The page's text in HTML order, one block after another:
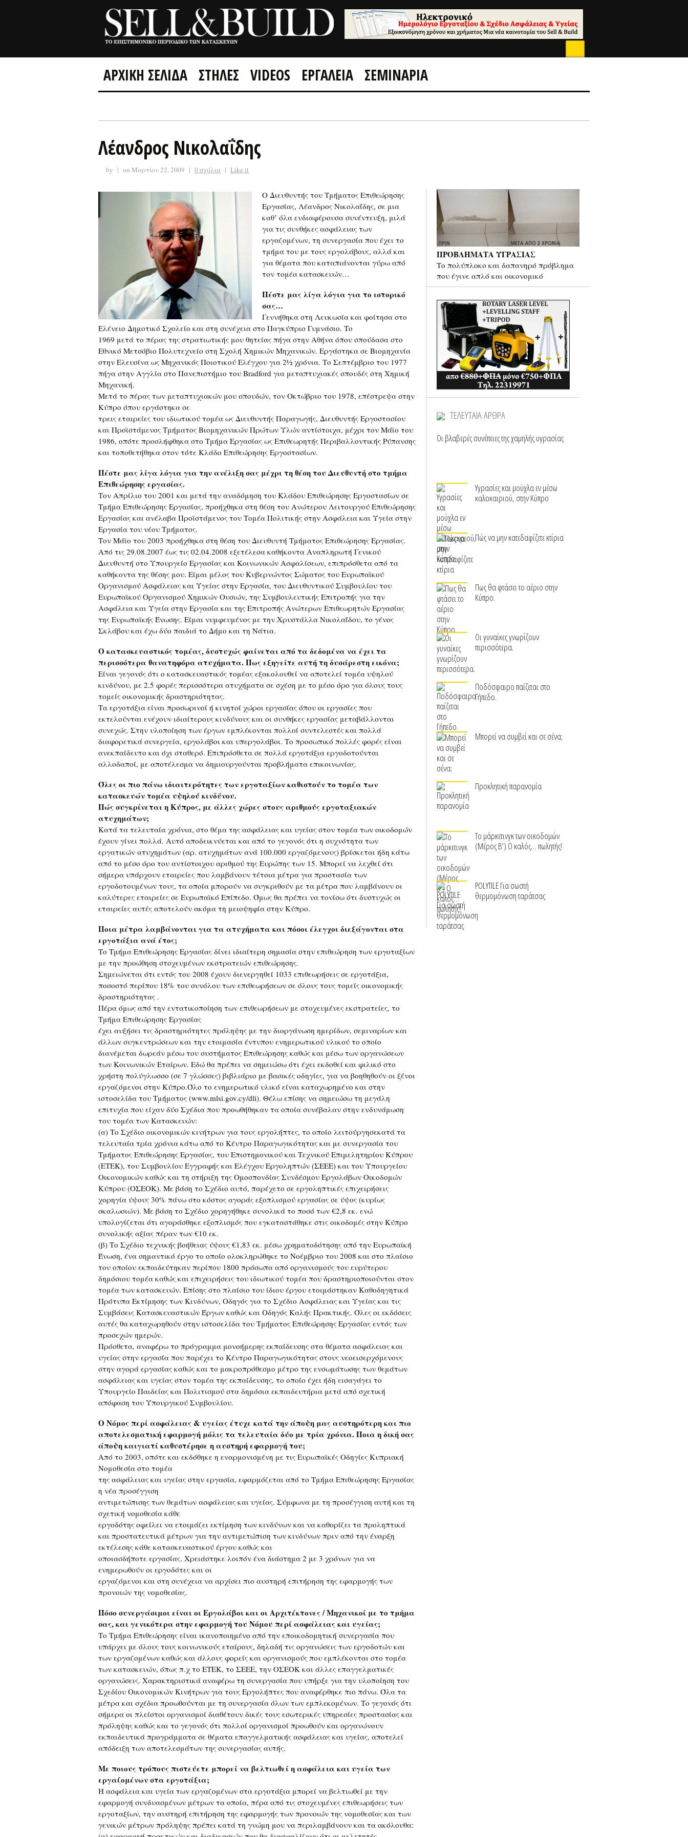
ΑΡΧΙΚΗ ΣΕΛΙΔΑ ΣΤΗΛΕΣ VIDEOS ΕΡΓΑΛΕΙΑ ΣΕΜΙΝΑΡΙΑ
Λέανδρος Νικολαΐδης
by | on Μαρτίου 22, 2009 | 0 σχόλια | Like it
Ο Διευθυντής του Τμήματος Επιθεώρησης
Εργασίας, Λέανδρος Νικολαΐδης, σε μια
καθ’ όλα ενδιαφέρουσα συνέντευξη, μιλά
για τις συνθήκες ασφάλειας των
εργαζομένων, τη συνεργασία που έχει το
τμήμα του με τους εργολάβους, αλλά και
για θέματα που καταπιάνονται γύρω από
τον τομέα κατασκευών…
Πέστε μας λίγα λόγια για το ιστορικό
σας…
Γεννήθηκα στη Λευκωσία και φοίτησα στο
Ελένειο Δημοτικό Σχολείο και στη συνέχεια στο Παγκύπριο Γυμνάσιο. Το
1969 μετά το πέρας της στρατιωτικής μου θητείας πήγα στην Αθήνα όπου σπούδασα στο
Εθνικό Μετσόβιο Πολυτεχνείο στη Σχολή Χημικών Μηχανικών. Εργάστηκα σε Βιομηχανία
στην Ελευσίνα ως Μηχανικός Ποιοτικού Ελέγχου για 2½ χρόνια. Το Σεπτέμβριο του 1977
πήγα στην Αγγλία στο Πανεπιστήμιο του Bradford για μεταπτυχιακές σπουδές στη Χημική
Μηχανική.
Μετά το πέρας των μεταπτυχιακών μου σπουδών, τον Οκτώβριο του 1978, επέστρεψα στην
Κύπρο όπου εργάστηκα σε
τρεις εταιρείες του ιδιωτικού τομέα ως Διευθυντής Παραγωγής, Διευθυντής Εργοστασίου
και Προϊστάμενος Τμήματος Βιομηχανικών Πρώτων Υλών αντίστοιχα, μέχρι τον Μάϊο του
1986, οπότε προσλήφθηκα στο Τμήμα Εργασίας ως Επιθεωρητής Περιβαλλοντικής Ρύπανσης
και τοποθετήθηκα στον τότε Κλάδο Επιθεώρησης Εργοστασίων.
Πέστε μας λίγα λόγια για την ανέλιξη σας μέχρι τη θέση του Διευθυντή στο τμήμα
Επιθεώρησης εργασίας.
Τον Απρίλιο του 2001 και μετά την αναδόμηση του Κλάδου Επιθεώρησης Εργοστασίων σε
Τμήμα Επιθεώρησης Εργασίας, προήχθηκα στη θέση του Ανώτερου Λειτουργού Επιθεώρησης
Εργασίας και ανέλαβα Προϊστάμενος του Τομέα Πολιτικής στην Ασφάλεια και Υγεία στην
Εργασία του νέου Τμήματος.
Τον Μάϊο του 2003 προήχθηκα στη θέση του Διευθυντή Τμήματος Επιθεώρησης Εργασίας.
Από τις 29.08.2007 έως τις 02.04.2008 εξετέλεσα καθήκοντα Αναπληρωτή Γενικού
Διευθυντή στο Υπουργείο Εργασίας και Κοινωνικών Ασφαλίσεων, επιπρόσθετα από τα
καθήκοντα της θέσης μου. Είμαι μέλος του Κυβερνώντος Σώματος του Ευρωπαϊκού
Οργανισμού Ασφάλειας και Υγείας στην Εργασία, του Διευθυντικού Συμβουλίου του
Ευρωπαϊκού Οργανισμού Χημικών Ουσιών, της Συμβουλευτικής Επιτροπής για την
Ασφάλεια και Υγεία στην Εργασία και της Επιτροπής Ανώτερων Επιθεωρητών Εργασίας
της Ευρωπαϊκής Ένωσης. Είμαι νυμφευμένος με την Χρυστάλλα Νικολαΐδου, το γένος
Σκλάβου και έχω δύο παιδιά το Δήμο και τη Νάτια.
Ο κατασκευαστικός τομέας, δυστυχώς φαίνεται από τα δεδομένα να έχει τα
περισσότερα θανατηφόρα ατυχήματα. Πως εξηγείτε αυτή τη δυσάρεστη εικόνα;
Είναι γεγονός ότι ο κατασκευαστικός τομέας εξακολουθεί να αποτελεί τομέα υψηλού
κινδύνου, με 2.5 φορές περισσότερα ατυχήματα σε σχέση με το μέσο όρο για όλους τους
τομείς οικονομικής δραστηριότητας.
Τα εργοτάξια είναι προσωρινοί ή κινητοί χώροι εργασίας όπου οι εργασίες που
εκτελούνται ενέχουν ιδιαίτερους κινδύνους και οι συνθήκες εργασίας μεταβάλλονται
συνεχώς. Στην υλοποίηση των έργων εμπλέκονται πολλοί συντελεστές και πολλά
διαφορετικά συνεργεία, εργολάβοι και υπεργολάβοι. Το προσωπικό πολλές φορές είναι
ανεκπαίδευτο και όχι σταθερό. Επιπρόσθετα σε πολλά εργοτάξια εργοδοτούνται
αλλοδαποί, με αποτέλεσμα να δημιουργούνται προβλήματα επικοινωνίας.
Όλες οι πιο πάνω ιδιαιτερότητες των εργοταξίων καθιστούν το τομέα των
κατασκευών τομέα υψηλού κινδύνου.
Πώς συγκρίνεται η Κύπρος, με άλλες χώρες στους αριθμούς εργοταξιακών
ατυχημάτων;
Κατά τα τελευταία χρόνια, στο θέμα της ασφάλειας και υγείας στον τομέα των οικοδομών
έχουν γίνει πολλά. Αυτό αποδεικνύεται και από το γεγονός ότι η συχνότητα των
εργατικών ατυχημάτων (αρ. ατυχημάτων ανά 100.000 εργαζόμενους) βρίσκεται ήδη κάτω
από το μέσο όρο του αντίστοιχου αριθμού της Ευρώπης των 15. Μπορεί να λεχθεί ότι
σήμερα υπάρχουν εταιρείες που λαμβάνουν τέτοια μέτρα για προστασία των
εργοδοτουμένων τους, τα οποία μπορούν να συγκριθούν με τα μέτρα που λαμβάνουν οι
καλύτερες εταιρείες σε Ευρωπαϊκό Επίπεδο. Όμως θα πρέπει να τονίσω ότι δυστυχώς οι
εταιρείες αυτές αποτελούν ακόμα τη μειοψηφία στην Κύπρο.
Ποια μέτρα λαμβάνονται για τα ατυχήματα και πόσοι έλεγχοι διεξάγονται στα
εργοτάξια ανά έτος;
Το Τμήμα Επιθεώρησης Εργασίας δίνει ιδιαίτερη σημασία στην επιθεώρηση των εργοταξίων
με την προώθηση στοχευμένων εκστρατειών επιθεώρησης.
Σημειώνεται ότι εντός του 2008 έχουν διενεργηθεί 1033 επιθεωρήσεις σε εργοτάξια,
ποσοστό περίπου 18% του συνόλου των επιθεωρήσεων σε όλους τους τομείς οικονομικής
δραστηριότητας .
Πέρα όμως από την εντατικοποίηση των επιθεωρήσεων με στοχευμένες εκστρατείες, το
Τμήμα Επιθεώρησης Εργασίας
έχει αυξήσει τις δραστηριότητες πρόληψης με την διοργάνωση ημερίδων, σεμιναρίων και
άλλων συγκεντρώσεων και την ετοιμασία έντυπου ενημερωτικού υλικού το οποίο
διανέμεται δωρεάν μέσω του συστήματος Επιθεώρησης καθώς και μέσω των οργανώσεων
των Κοινωνικών Εταίρων. Εδώ θα πρέπει να σημειώσω ότι έχει εκδοθεί και φιλικό στο
χρήστη πολύγλωσσο (σε 7 γλώσσες) βιβλιάριο με βασικές οδηγίες, για να βοηθηθούν οι ξένοι
εργαζόμενοι στην Κύπρο.Όλο το ενημερωτικό υλικό είναι καταχωρημένο και στην
ιστοσελίδα του Τμήματος (www.mlsi.gov.cy/dli). Θέλω επίσης να σημειώσω τη μεγάλη
επιτυχία που είχαν δύο Σχέδια που προωθήθηκαν τα οποία συνέβαλαν στην ενδυνάμωση
του τομέα των Κατασκευών:
(α) Το Σχέδιο οικονομικών κινήτρων για τους εργολήπτες, το οποίο λειτούργησεκατά τα
τελευταία τρία χρόνια κάτω από το Κέντρο Παραγωγικότητας και με συνεργασία του
Τμήματος Επιθεώρησης Εργασίας, του Επιστημονικού και Τεχνικού Επιμελητηρίου Κύπρου
(ΕΤΕΚ), του Συμβουλίου Εγγραφής και Ελέγχου Εργοληπτών (ΣΕΕΕ) και του Υπουργείου
Οικονομικών καθώς και τη στήριξη της Ομοσπονδίας Συνδέσμου Εργολάβων Οικοδομών
Κύπρου (ΟΣΕΟΚ). Με βάση το Σχέδιο αυτό, παρέχετο σε εργοληπτικές επιχειρήσεις
χορηγία ύψους 30% πάνω στο κόστος αγοράς εξοπλισμού εργασίας σε ύψος (κυρίως
σκαλωσιών). Με βάση το Σχέδιο χορηγήθηκε συνολικά το ποσό των €2,8 εκ. ενώ
υπολογίζεται ότι αγοράσθηκε εξοπλισμός που εγκαταστάθηκε στις οικοδομές στην Κύπρο
συνολικής αξίας πέραν των €10 εκ.
(β) Το Σχέδιο τεχνικής βοήθειας ύψους €1,83 εκ. μέσω χρηματοδότησης από την Ευρωπαϊκή
Ένωση, ένα σημαντικό έργο το οποίο ολοκληρώθηκε το Νοέμβριο του 2008 και στο πλαίσιο
του οποίου εκπαιδεύτηκαν περίπου 1800 πρόσωπα από οργανισμούς του ευρύτερου
δημόσιου τομέα καθώς και επιχειρήσεις του ιδιωτικού τομέα που δραστηριοποιούνται στον
τομέα των κατασκευών. Επίσης στο πλαίσιο του ίδιου έργου ετοιμάστηκαν Καθοδηγητικά
Πρότυπα Εκτίμησης των Κινδύνων, Οδηγός για το Σχέδιο Ασφάλειας και Υγείας και τις
Συμβάσεις Κατασκευαστικών Έργων καθώς και Οδηγός Καλής Πρακτικής. Όλες οι εκδόσεις
αυτές θα καταχωρηθούν στην ιστοσελίδα του Τμήματος Επιθεώρησης Εργασίας εντός των
προσεχών ημερών.
Πρόσθετα, αναφέρω το πρόγραμμα μονοήμερης εκπαίδευσης στα θέματα ασφάλειας και
υγείας στην εργασία που παρέχει το Κέντρο Παραγωγικότητας στους νεοεισερχόμενους
στην αγορά εργασίας καθώς και το μακροπρόθεσμο μέτρο της ενσωμάτωσης των θεμάτων
ασφάλειας και υγείας στον τομέα της εκπαίδευσης, το οποίο έχει ήδη εισαγάγει το
Υπουργείο Παιδείας και Πολιτισμού στα δημόσια εκπαιδευτήρια μετά από σχετική
απόφαση του Υπουργικού Συμβουλίου.
Ο Νόμος περί ασφάλειας & υγείας έτυχε κατά την άποψη μας αυστηρότερη και πιο
αποτελεσματική εφαρμογή μόλις τα τελευταία δύο με τρία χρόνια. Ποια η δική σας
άποψη καιγιατί καθυστέρησε η αυστηρή εφαρμογή του;
Από το 2003, οπότε και εκδόθηκε η εναρμονισμένη με τις Ευρωπαϊκές Οδηγίες Κυπριακή
Νομοθεσία στο τομέα
της ασφάλειας και υγείας στην εργασία, εφαρμόζεται από το Τμήμα Επιθεώρησης Εργασίας
η νέα προσέγγιση
αντιμετώπισης των θεμάτων ασφάλειας και υγείας. Σύμφωνα με τη προσέγγιση αυτή και τη
σχετική νομοθεσία κάθε
εργοδότης οφείλει να ετοιμάζει εκτίμηση των κινδύνων και να καθορίζει τα προληπτικά
και προστατευτικά μέτρων για την αντιμετώπιση των κινδύνων πριν από την έναρξη
εκτέλεσης κάθε κατασκευαστικού έργου καθώς και
οποιασδήποτε εργασίας. Χρειάστηκε λοιπόν ένα διάστημα 2 με 3 χρόνων για να
ενημερωθούν οι εργοδότες και οι
εργαζόμενοι και στη συνέχεια να αρχίσει πιο αυστηρή επιτήρηση της εφαρμογής των
προνοιών της νομοθεσίας.
Πόσο συνεργάσιμοι είναι οι Εργολάβοι και οι Αρχιτέκτονες / Μηχανικοί με το τμήμα
σας, και γενικότερα στην εφαρμογή του Νόμου περί ασφάλειας και υγείας;
Το Τμήμα Επιθεώρησης είναι ικανοποιημένο από την εποικοδομητική συνεργασία που
υπάρχει με όλους τους κοινωνικούς εταίρους, δηλαδή τις οργανώσεις των εργοδοτών και
των εργαζομένων καθώς και άλλους φορείς και οργανισμούς που εμπλέκονται στο τομέα
των κατασκευών, όπως π.χ το ΕΤΕΚ, το ΣΕΕΕ, την ΟΣΕΟΚ και άλλες επαγγελματικές
οργανώσεις. Χαρακτηριστικά αναφέρω τη συνεργασία που υπήρξε για την υλοποίηση του
Σχεδίου Οικονομικών Κινήτρων για τους Εργολήπτες που αναφέρθηκε πιο πάνω. Όλα τα
μέτρα και σχέδια προωθούνται με τη συνεργασία όλων των εμπλεκομένων. Το γεγονός ότι
σήμερα οι πλείστοι οργανισμοί διαθέτουν δικές τους εσωτερικές υπηρεσίες προστασίας και
πρόληψης καθώς και το γεγονός ότι πολλοί οργανισμοί προωθούν και οργανώνουν
εκπαιδευτικά προγράμματα σε θέματα επαγγελματικής ασφάλειας και υγείας, αποτελεί
απόδειξη των αποτελεσμάτων της συνεργασίας αυτής.
Με ποιους τρόπους πιστεύετε μπορεί να βελτιωθεί η ασφάλεια και υγεία των
εργαζομένων στα εργοτάξια;
Η ασφάλεια και υγεία των εργαζομένων στα εργοτάξια μπορεί να βελτιωθεί με την
εφαρμογή συνδυασμένων μέτρων τα οποία, πέρα από τις στοχευμένες επιθεωρήσεις των
εργοταξίων, την αυστηρή επιτήρηση της εφαρμογής των προνοιών της νομοθεσίας και των
γενικών μέτρων πρόληψης πρέπει κατά τη γνώμη μου να περιλαμβάνουν και τα ακόλουθα:
ΠΡΟΒΛΗΜΑΤΑ ΥΓΡΑΣΙΑΣ
Το πολύπλοκο και δαπανηρό πρόβλημα
που έγινε απλό και οικονομικό
ΤΕΛΕΥΤΑΙΑ ΑΡΘΡΑ
Οι βλαβερές συνέπειες της χαμηλής υγρασίας
Υγρασίες και μούχλα εν μέσω
καλοκαιριού, στην Κύπρο
Πώς να μην κατεδαφίζετε κτίρια
Πως θα φτάσει το αέριο στην
Κύπρο.
Οι γυναίκες γνωρίζουν
περισσότερα.
Ποδόσφαιρο παίζεται στο
Γήπεδο.
Μπορεί να συμβεί και σε σένα;
Προκλητική παρανομία
Το μάρκετινγκ των οικοδομών
(Μέρος Β’) Ο καλός… πωλητής!
POLYTILE Για σωστή
θερμομόνωση ταράτσας